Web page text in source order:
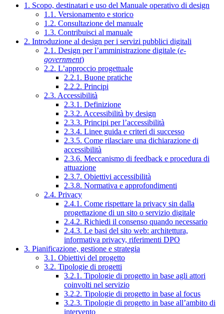
1. Scopo, destinatari e uso del Manuale operativo di design
1.1. Versionamento e storico
1.2. Consultazione del manuale
1.3. Contribuisci al manuale
2. Introduzione al design per i servizi pubblici digitali
2.1. Design per l’amministrazione digitale (e-
government)
2.2. L’approccio progettuale
2.2.1. Buone pratiche
2.2.2. Principi
2.3. Accessibilità
2.3.1. Definizione
2.3.2. Accessibilità by design
2.3.3. Principi per l’accessibilità
2.3.4. Linee guida e criteri di successo
2.3.5. Come rilasciare una dichiarazione di
accessibilità
2.3.6. Meccanismo di feedback e procedura di
attuazione
2.3.7. Obiettivi accessibilità
2.3.8. Normativa e approfondimenti
2.4. Privacy
2.4.1. Come rispettare la privacy sin dalla
progettazione di un sito o servizio digitale
2.4.2. Richiedi il consenso quando necessario
2.4.3. Le basi del sito web: architettura,
informativa privacy, riferimenti DPO
3. Pianificazione, gestione e strategia
3.1. Obiettivi del progetto
3.2. Tipologie di progetti
3.2.1. Tipologie di progetto in base agli attori
coinvolti nel servizio
3.2.2. Tipologie di progetto in base al focus
3.2.3. Tipologie di progetto in base all’ambito di
intervento